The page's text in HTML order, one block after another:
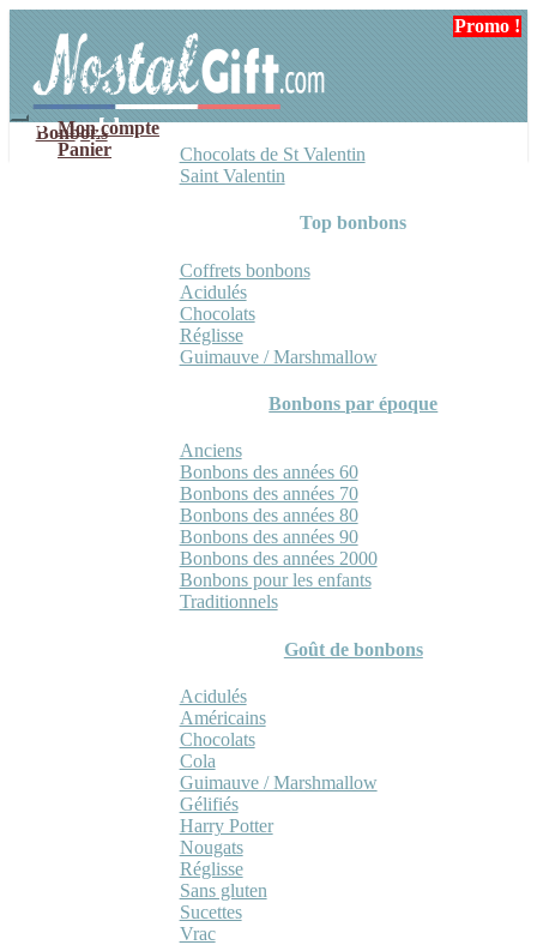
navigation
contenu
Mon compte
Panier
Bonbons
Chocolats de St Valentin
Saint Valentin
Top bonbons
Coffrets bonbons
Acidulés
Chocolats
Réglisse
Guimauve / Marshmallow
Bonbons par époque
Anciens
Bonbons des années 60
Bonbons des années 70
Bonbons des années 80
Bonbons des années 90
Bonbons des années 2000
Bonbons pour les enfants
Traditionnels
Goût de bonbons
Acidulés
Américains
Chocolats
Cola
Guimauve / Marshmallow
Gélifiés
Harry Potter
Nougats
Réglisse
Sans gluten
Sucettes
Vrac
Promo !